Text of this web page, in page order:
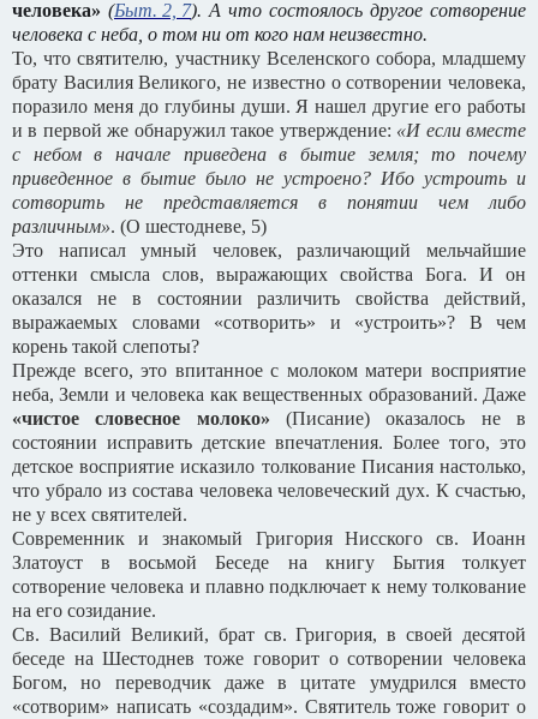
человека» (Быт. 2, 7). А что состоялось другое сотворение
человека с неба, о том ни от кого нам неизвестно.
То, что святителю, участнику Вселенского собора, младшему
брату Василия Великого, не известно о сотворении человека,
поразило меня до глубины души. Я нашел другие его работы
и в первой же обнаружил такое утверждение: «И если вместе
с небом в начале приведена в бытие земля; то почему
приведенное в бытие было не устроено? Ибо устроить и
сотворить не представляется в понятии чем либо
различным». (О шестодневе, 5)
Это написал умный человек, различающий мельчайшие
оттенки смысла слов, выражающих свойства Бога. И он
оказался не в состоянии различить свойства действий,
выражаемых словами «сотворить» и «устроить»? В чем
корень такой слепоты?
Прежде всего, это впитанное с молоком матери восприятие
неба, Земли и человека как вещественных образований. Даже
«чистое словесное молоко» (Писание) оказалось не в
состоянии исправить детские впечатления. Более того, это
детское восприятие исказило толкование Писания настолько,
что убрало из состава человека человеческий дух. К счастью,
не у всех святителей.
Современник и знакомый Григория Нисского св. Иоанн
Златоуст в восьмой Беседе на книгу Бытия толкует
сотворение человека и плавно подключает к нему толкование
на его созидание.
Св. Василий Великий, брат св. Григория, в своей десятой
беседе на Шестоднев тоже говорит о сотворении человека
Богом, но переводчик даже в цитате умудрился вместо
«сотворим» написать «создадим». Святитель тоже говорит о